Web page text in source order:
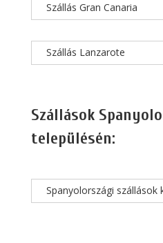
Szállás Gran Canaria
Szállás Lanzarote
Szállások
településén:
Spanyolországi szállások